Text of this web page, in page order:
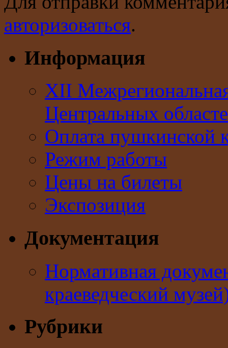
авторизоваться.
Информация
XII
Центральных
Оплата пушкинской
Режим работы
Цены на билеты
Экспозиция
Документация
Нормативная
краеведческий
Рубрики